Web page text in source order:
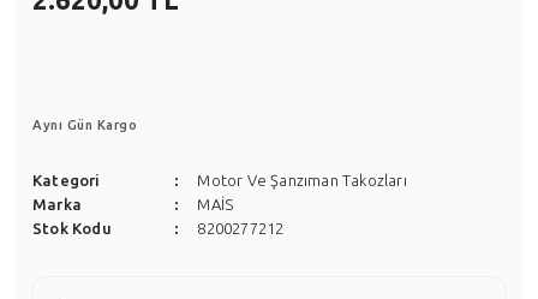
Aynı Gün Kargo
Kategori
Motor Ve Şanzıman Takozları
Marka
MAİS
Stok Kodu
8200277212